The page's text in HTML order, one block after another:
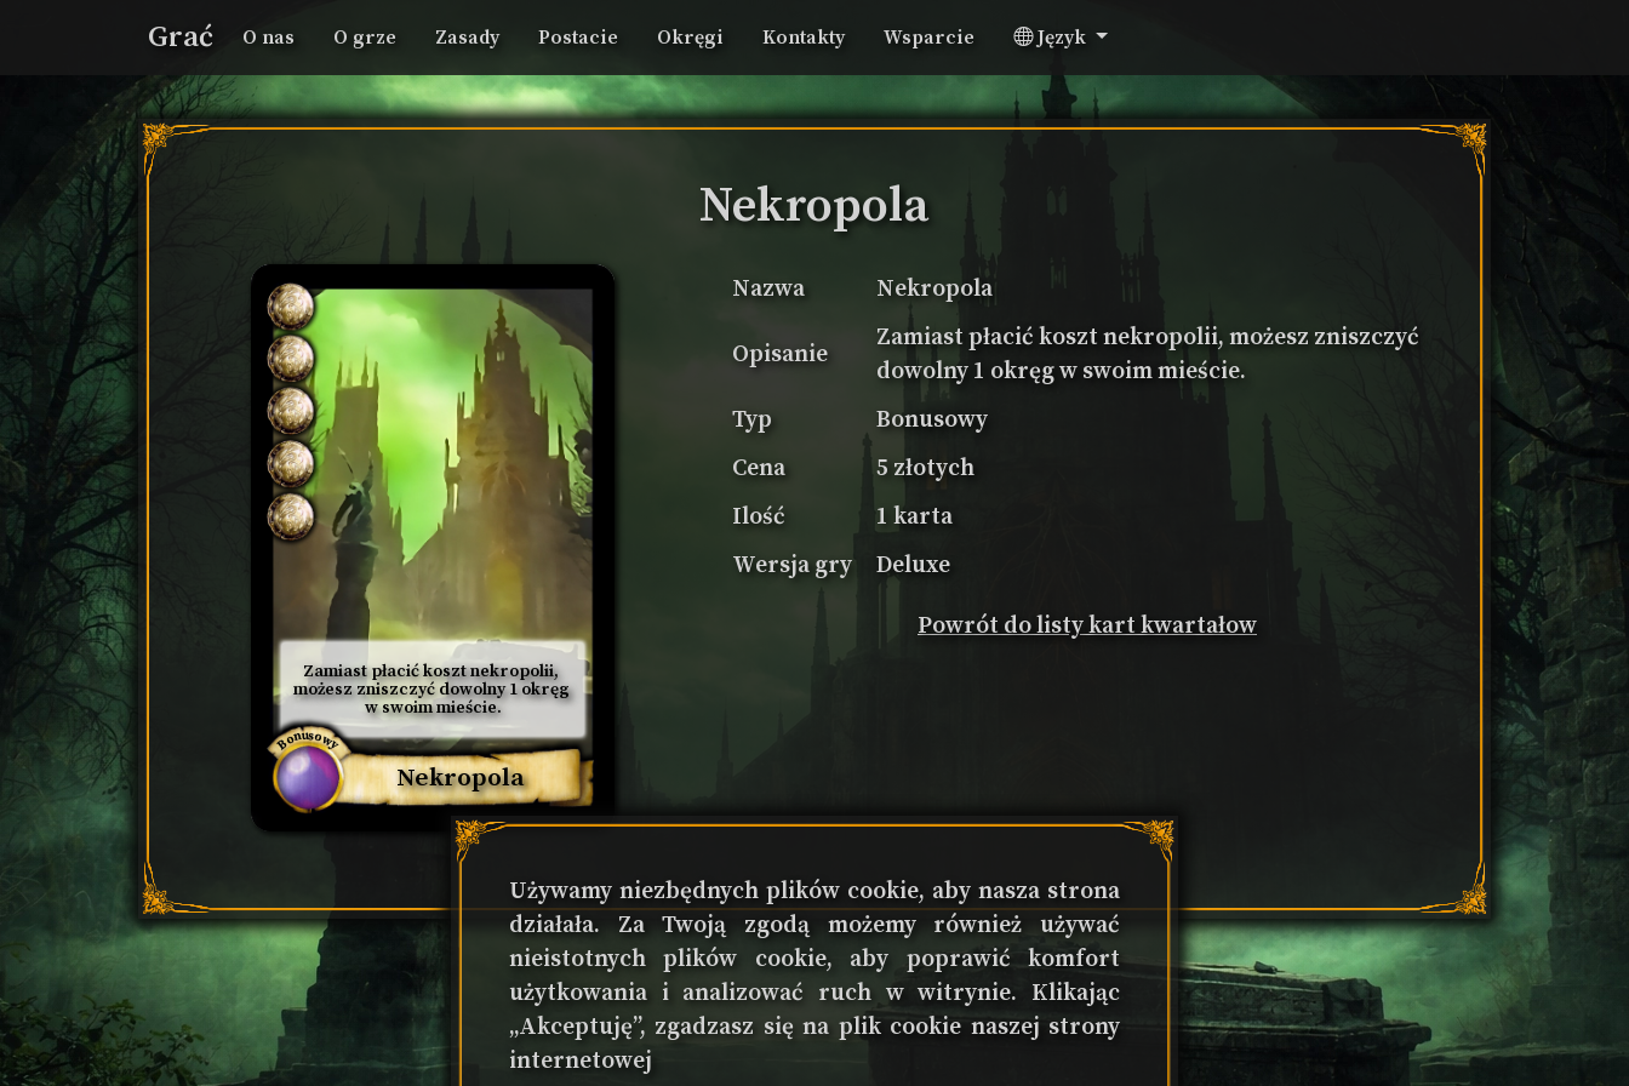
Grać O nas O grze Zasady Postacie Okręgi Kontakty Wsparcie Język
Nekropola
Nekropola
Zamiast płacić koszt nekropolii,
możesz zniszczyć dowolny 1 okręg
w swoim mieście.
Bonusowy
Nazwa Nekropola
Opisanie
Zamiast płacić koszt nekropolii, możesz zniszczyć
dowolny 1 okręg w swoim mieście.
Typ
Bonusowy
Cena
5 złotych
Ilość
1 karta
Wersja gry
Deluxe
Powrót do listy kart kwartałow
Używamy niezbędnych plików cookie, aby nasza strona
działała. Za Twoją zgodą możemy również używać
nieistotnych plików cookie, aby poprawić komfort
użytkowania i analizować ruch w witrynie. Klikając
„Akceptuję”, zgadzasz się na plik cookie naszej strony
internetowej